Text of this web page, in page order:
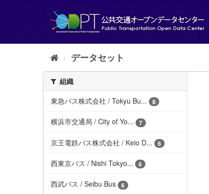
し
データセット
組織
東急バス株式会社 / Tokyu Bu...
8
横浜市交通局 / City of Yo... 7
京王電鉄バス株式会社 / Keio D... 6
西東京バス / Nishi Tokyo... 6
西武バス / Seibu Bus 6